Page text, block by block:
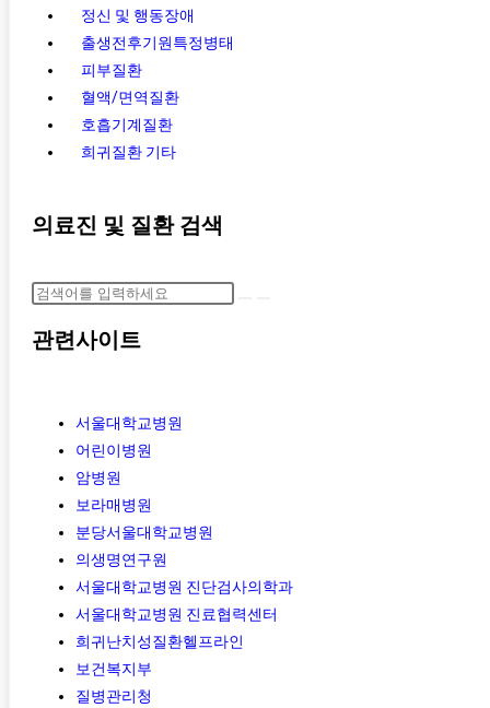
정신 및 행동장애
출생전후기원특정병태
피부질환
혈액/면역질환
호흡기계질환
희귀질환 기타
의료진 및 질환 검색
관련사이트
서울대학교병원
어린이병원
암병원
보라매병원
분당서울대학교병원
의생명연구원
서울대학교병원 진단검사의학과
서울대학교병원 진료협력센터
희귀난치성질환헬프라인
보건복지부
질병관리청